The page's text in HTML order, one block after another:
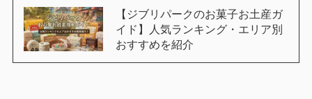
【ジブリパークのお菓子お土産ガ
イド】人気ランキング・エリア別
おすすめを紹介